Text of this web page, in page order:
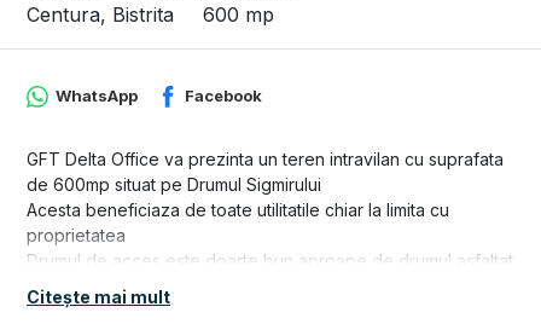
Centura, Bistrita
600 mp
WhatsApp Facebook
GFT Delta Office va prezinta un teren intravilan cu suprafata
de 600mp situat pe Drumul Sigmirului
Acesta beneficiaza de toate utilitatile chiar la limita cu
proprietatea
Drumul de acces este doarte bun aproape de drumul asfaltat
Terenul vine la pachet si cu proiect de casa si autorizatie de
construire. La cerere va putem ajuta cu un proiect
Citește mai mult